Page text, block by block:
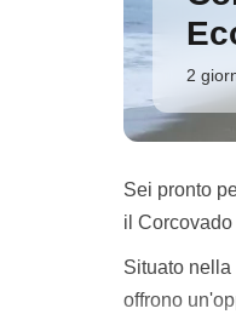
2
Sei pronto
il
Situato
offrono